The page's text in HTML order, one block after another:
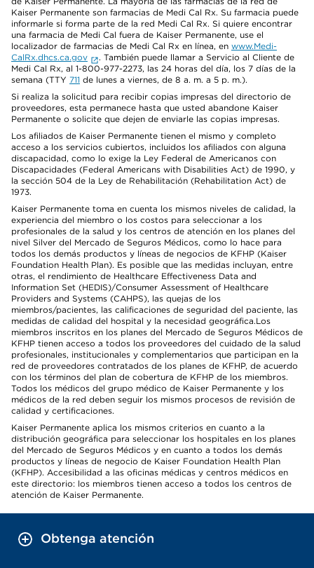
Kaiser Permanente son farmacias de Medi Cal Rx. Su farmacia puede
informarle si forma parte de la red Medi Cal Rx. Si quiere encontrar
una farmacia de Medi Cal fuera de Kaiser Permanente, use el
localizador de farmacias de Medi Cal Rx en línea, en www.Medi-
CalRx.dhcs.ca.gov
. También puede llamar a Servicio al Cliente de
Medi Cal Rx, al 1-800-977-2273, las 24 horas del día, los 7 días de la
semana (TTY 711 de lunes a viernes, de 8 a. m. a 5 p. m.).
Si realiza la solicitud para recibir copias impresas del directorio de
proveedores, esta permanece hasta que usted abandone Kaiser
Permanente o solicite que dejen de enviarle las copias impresas.
Los afiliados de Kaiser Permanente tienen el mismo y completo
acceso a los servicios cubiertos, incluidos los afiliados con alguna
discapacidad, como lo exige la Ley Federal de Americanos con
Discapacidades (Federal Americans with Disabilities Act) de 1990, y
la sección 504 de la Ley de Rehabilitación (Rehabilitation Act) de
1973.
Kaiser Permanente toma en cuenta los mismos niveles de calidad, la
experiencia del miembro o los costos para seleccionar a los
profesionales de la salud y los centros de atención en los planes del
nivel Silver del Mercado de Seguros Médicos, como lo hace para
todos los demás productos y líneas de negocios de KFHP (Kaiser
Foundation Health Plan). Es posible que las medidas incluyan, entre
otras, el rendimiento de Healthcare Effectiveness Data and
Information Set (HEDIS)/Consumer Assessment of Healthcare
Providers and Systems (CAHPS), las quejas de los
miembros/pacientes, las calificaciones de seguridad del paciente, las
medidas de calidad del hospital y la necesidad geográfica.Los
miembros inscritos en los planes del Mercado de Seguros Médicos de
KFHP tienen acceso a todos los proveedores del cuidado de la salud
profesionales, institucionales y complementarios que participan en la
red de proveedores contratados de los planes de KFHP, de acuerdo
con los términos del plan de cobertura de KFHP de los miembros.
Todos los médicos del grupo médico de Kaiser Permanente y los
médicos de la red deben seguir los mismos procesos de revisión de
calidad y certificaciones.
Kaiser Permanente aplica los mismos criterios en cuanto a la
distribución geográfica para seleccionar los hospitales en los planes
del Mercado de Seguros Médicos y en cuanto a todos los demás
productos y líneas de negocio de Kaiser Foundation Health Plan
(KFHP). Accesibilidad a las oficinas médicas y centros médicos en
este directorio: los miembros tienen acceso a todos los centros de
atención de Kaiser Permanente.
Obtenga atención